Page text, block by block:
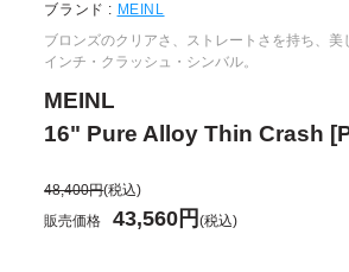
ブランド : MEINL
ブロンズのクリアさ、ストレートさを持ち、美
インチ・クラッシュ・シンバル。
MEINL
16" Pure Alloy Thin Crash
48,400円(税込)
販売価格
43,560円(税込)